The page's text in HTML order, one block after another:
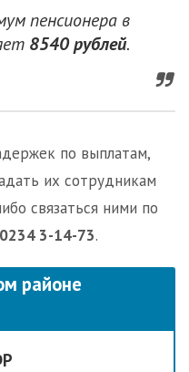
пенсионера в
8540 рублей.
по выплатам,
их сотрудникам
связаться ними по
3-14-73.
районе